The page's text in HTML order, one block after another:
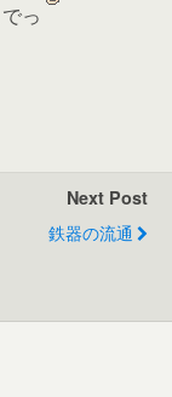
っ
Next Post
鉄器の流通